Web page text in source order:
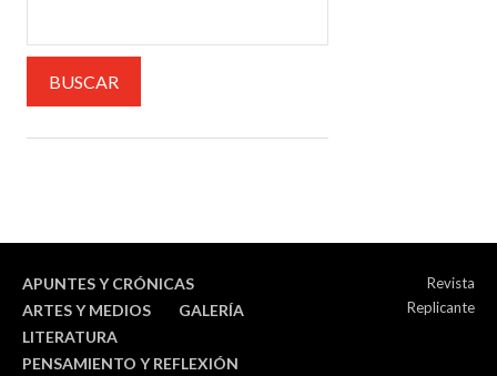
APUNTES Y CRÓNICAS
ARTES Y MEDIOS
GALERÍA
LITERATURA
PENSAMIENTO Y REFLEXIÓN
Revista
Replicante